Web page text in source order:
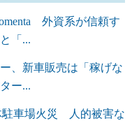
外資系が信頼す
「...
、新車販売は「稼げな
ー...
駐車場火災 人的被害な